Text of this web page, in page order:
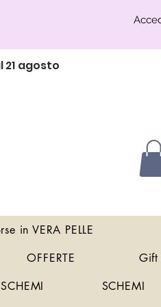
agosto
in VERA PELLE
OFFERTE Gift
SCHEMI SCHEMI